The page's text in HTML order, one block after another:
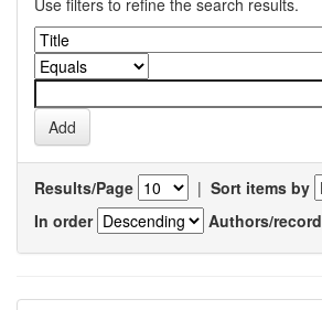
Use filters to refine the search results.
Results/Page | Sort items by
In order
Authors/record